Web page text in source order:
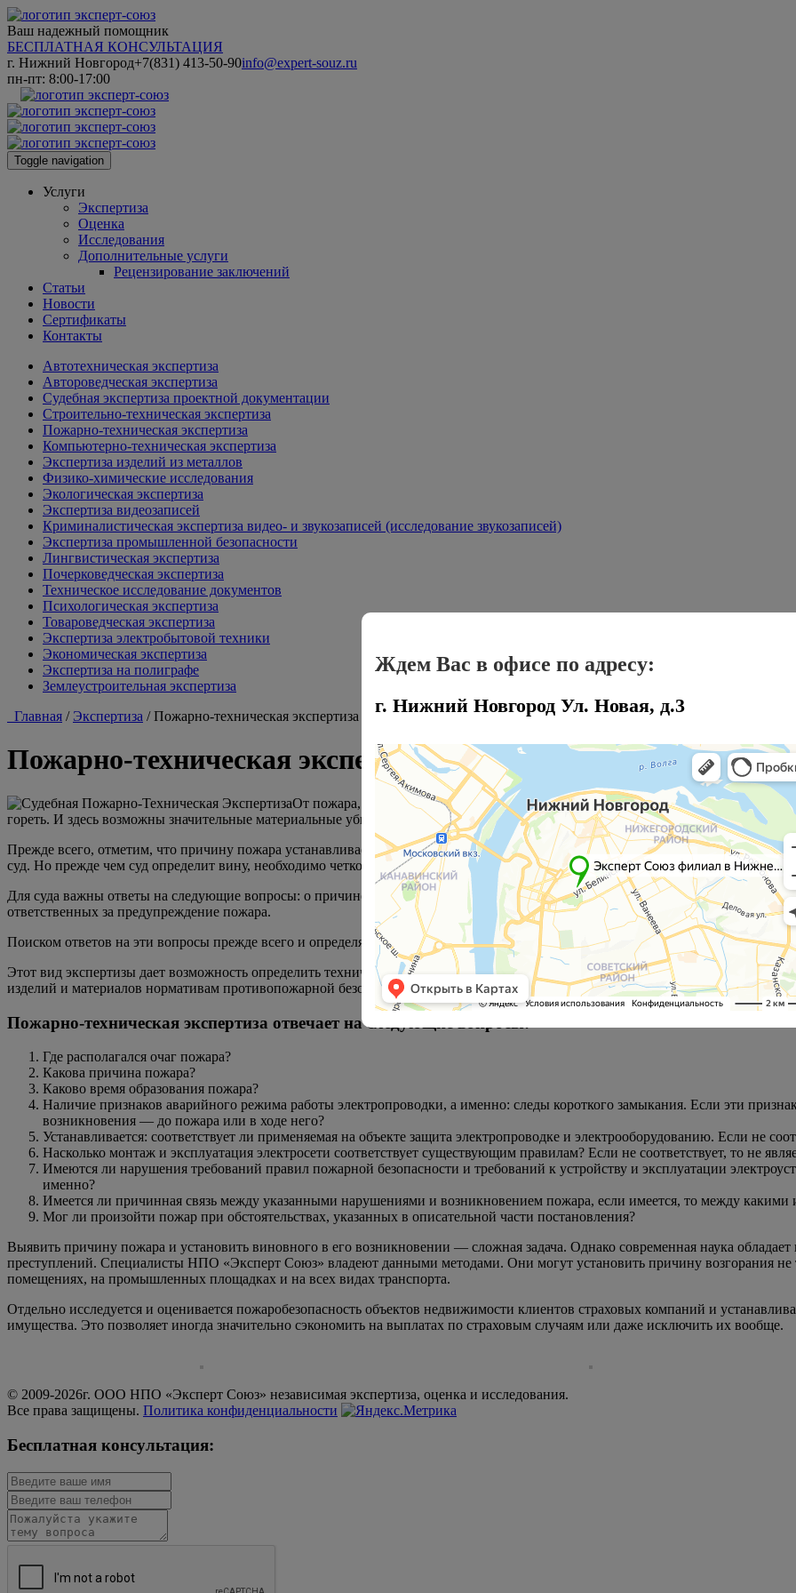
Ваш надежный помощник
БЕСПЛАТНАЯ КОНСУЛЬТАЦИЯ
г. Нижний Новгород+7(831) 413-50-90info@expert-souz.ru
пн-пт: 8:00-17:00
Toggle navigation
Услуги
Экспертиза
Оценка
Исследования
Дополнительные услуги
Рецензирование заключений
Статьи
Новости
Сертификаты
Контакты
Автотехническая экспертиза
Автороведческая экспертиза
Судебная экспертиза проектной документации
Строительно-техническая экспертиза
Пожарно-техническая экспертиза
Компьютерно-техническая экспертиза
Экспертиза изделий из металлов
Физико-химические исследования
Экологическая экспертиза
Экспертиза видеозаписей
Криминалистическая экспертиза видео- и звукозаписей (исследование звукозаписей)
Экспертиза промышленной безопасности
Лингвистическая экспертиза
Почерковедческая экспертиза
Техническое исследование документов
Психологическая экспертиза
Товароведческая экспертиза
Экспертиза электробытовой техники
Экономическая экспертиза
Экспертиза на полиграфе
Землеустроительная экспертиза
Главная / Экспертиза /Пожарно-техническая экспертиза
Пожарно-техническая экспертиза
От пожара, увы, никто не застрахован (и мы не имеем в виду официальную
гореть. И здесь возможны значительные материальные убытки, или, не дай бог, пострадают люди. Как установить, кто виноват
Прежде всего, отметим, что причину пожара устанавливает следствие, которое проводится органами дознания
суд. Но прежде чем суд определит вину, необходимо четко установить причину пожара, которая может быть выявлена только в
Для суда важны ответы на следующие вопросы: о причине возникновения пожара, об условиях, способствующих
ответственных за предупреждение пожара.
Поиском ответов на эти вопросы прежде всего и определяются цели и задачиСудебной Пожарно-Технической Экспертизы.
Этот вид экспертизы дает возможность определить техническую (непосредственную) причину пожара, установить очаг
изделий и материалов нормативам противопожарной безопасности
Пожарно-техническая экспертиза отвечает на следующие вопросы:
Где располагался очаг пожара?
Какова причина пожара?
Каково время образования пожара?
Наличие признаков аварийного режима работы электропроводки, а именно: следы короткого замыкания. Если эти
возникновения — до пожара или в ходе него?
Устанавливается: соответствует ли применяемая на объекте защита электропроводке и электрооборудованию. Если не
Насколько монтаж и эксплуатация электросети соответствует существующим правилам? Если не соответствует, то не
Имеются ли нарушения требований правил пожарной безопасности и требований к устройству и эксплуатации
именно?
Имеется ли причинная связь между указанными нарушениями и возникновением пожара, если имеется, то между какими
Мог ли произойти пожар при обстоятельствах, указанных в описательной части постановления?
Выявить причину пожара и установить виновного в его возникновении — сложная задача. Однако современная наука обладает
преступлений. Специалисты НПО «Эксперт Союз» владеют данными методами. Они могут установить причину возгорания не
помещениях, на промышленных площадках и на всех видах транспорта.
Отдельно исследуется и оценивается пожаробезопасность объектов недвижимости клиентов страховых компаний и
имущества. Это позволяет иногда значительно сэкономить на выплатах по страховым случаям или даже исключить их вообще.
© 2009-2026г. ООО НПО «Эксперт Союз» независимая экспертиза, оценка и исследования.
Все права защищены. Политика конфиденциальности
Бесплатная консультация:
Ждем Вас в офисе по адресу:
г. Нижний Новгород Ул. Новая, д.3